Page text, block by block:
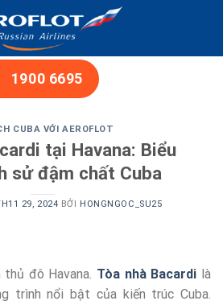
1900 6695
CUBA VỚI AEROFLOT
tại Havana: Biểu
sử đậm chất Cuba
29, 2024 BỞI HONGNGOC_SU25
đô Havana. Tòa nhà Bacardi là
trình nổi bật của kiến trúc Cuba.